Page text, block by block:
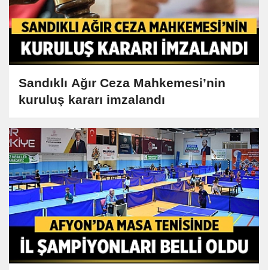
Sandıklı Ağır Ceza Mahkemesi’nin
kuruluş kararı imzalandı